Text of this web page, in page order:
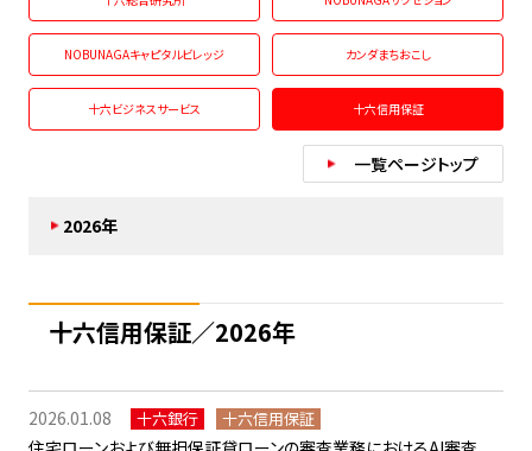
NOBUNAGAキャピタルビレッジ カンダまちおこし
十六ビジネスサービス 十六信用保証
一覧ページトップ
2026年
十六信用保証／2026年
2026.01.08 十六銀行 十六信用保証